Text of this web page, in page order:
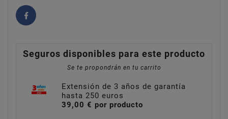
Seguros disponibles para este producto
Se te propondrán en tu carrito
Extensión de 3 años de garantía
hasta 250 euros
39,00 € por producto